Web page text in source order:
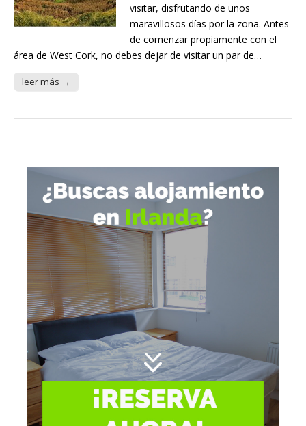
visitar, disfrutando de unos
maravillosos días por la zona. Antes
de comenzar propiamente con el
área de West Cork, no debes dejar de visitar un par de…
leer más →